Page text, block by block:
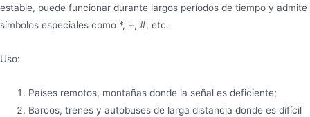
estable, puede funcionar durante largos períodos de tiempo y admite
símbolos especiales como *, +, #, etc.
Uso:
Países remotos, montañas donde la señal es deficiente;
Barcos, trenes y autobuses de larga distancia donde es difícil